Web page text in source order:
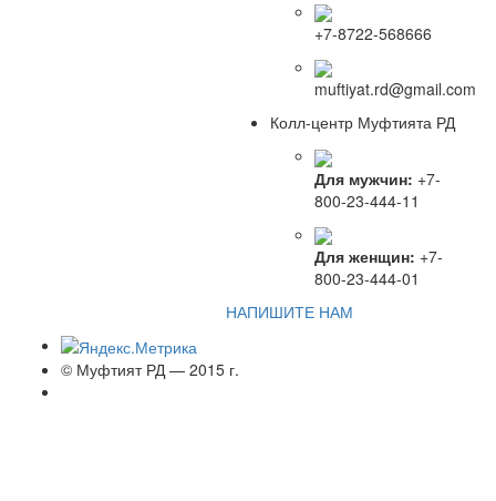
+7-8722-568666
muftiyat.rd@gmail.com
Колл-центр Муфтията РД
Для мужчин: +7-
800-23-444-11
Для женщин: +7-
800-23-444-01
НАПИШИТЕ НАМ
© Муфтият РД — 2015 г.